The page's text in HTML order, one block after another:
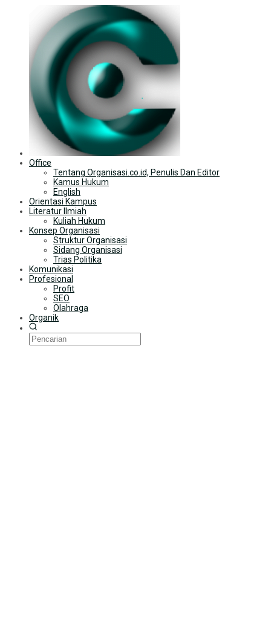
Office
Tentang Organisasi.co.id, Penulis Dan Editor
Kamus Hukum
English
Orientasi Kampus
Literatur Ilmiah
Kuliah Hukum
Konsep Organisasi
Struktur Organisasi
Sidang Organisasi
Trias Politika
Komunikasi
Profesional
Profit
SEO
Olahraga
Organik